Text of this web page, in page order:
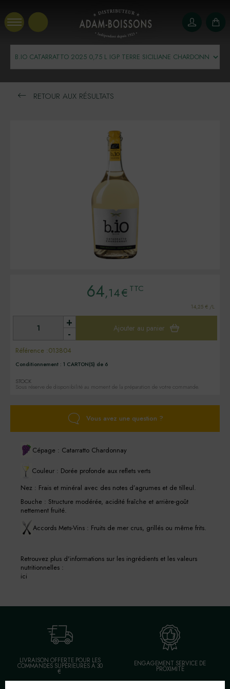
RETOUR AUX RÉSULTATS
Cépage : Catarratto Chardonnay
Couleur : Dorée profonde aux reflets verts
Nez : Frais et minéral avec des notes d’agrumes et de tilleul.
Bouche : Structure modérée, acidité fraîche et arrière-goût
nettement fruité.
Accords Mets-Vins : Fruits de mer crus, grillés ou même frits.
Retrouvez plus d'informations sur les ingrédients et les valeurs
nutritionnelles :
ici
64,14€ TTC
14,25 € /L
-
+ Ajouter au panier
Référence :013804
Conditionnement : 1 CARTON(S) de 6
STOCK
Sous réserve de disponibilité au moment de la préparation de votre commande.
Vous avez une question ?
LIVRAISON OFFERTE POUR LES
COMMANDES SUPÉRIEURES À 30
€
ENGAGEMENT SERVICE DE
PROXIMITÉ